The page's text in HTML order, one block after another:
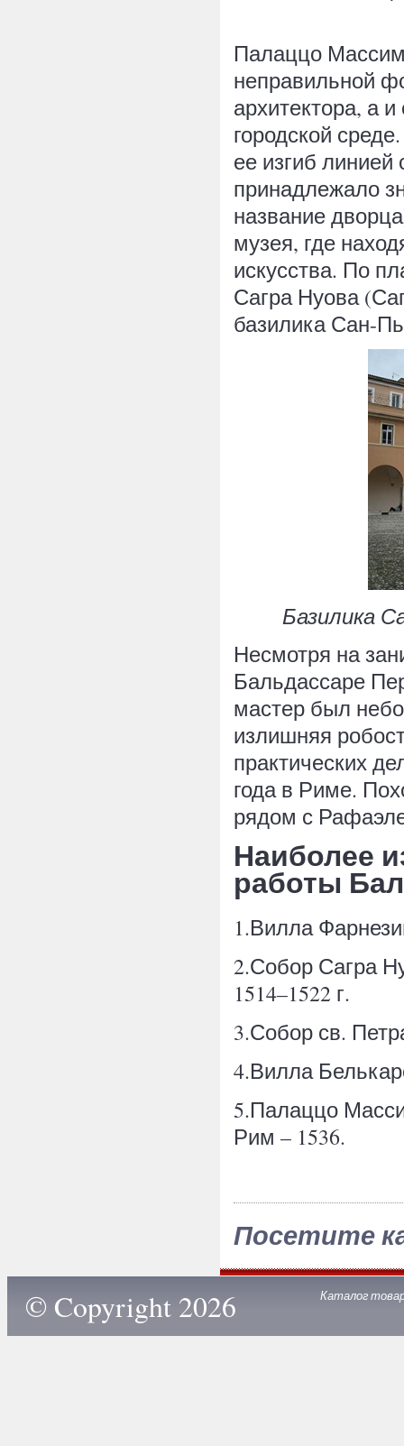
Палаццо
неправильной
архитектора, а
городской
ее изгиб
принадлежало
название
музея, где
искусства. По
Сагра Нуова
базилика Сан-
Базилика
Несмотря на
Бальдассаре
мастер был
излишняя
практических
года в Риме.
рядом с
Наиболее
работы
1.Вилла
2.Собор Сагра
1514–1522 г.
3.Собор св.
4.Вилла
5.Палаццо
Рим – 1536.
Посетите
© Copyright 2026
Каталог